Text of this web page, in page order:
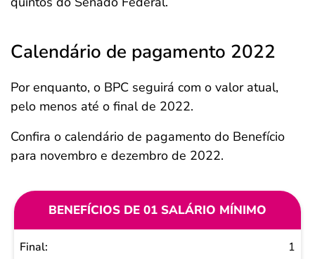
Calendário de pagamento 2022
Por enquanto, o BPC seguirá com o valor atual,
pelo menos até o final de 2022.
Confira o calendário de pagamento do Benefício
para novembro e dezembro de 2022.
BENEFÍCIOS DE 01 SALÁRIO MÍNIMO
Final
1